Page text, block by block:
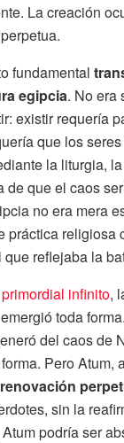
La creación
fundamental
egipcia. No era
existir requería
que los
la liturgia,
de que el caos
no era mera
práctica religiosa
reflejaba la
infinito,
toda
del caos de
Pero Atum,
sin la
podría ser